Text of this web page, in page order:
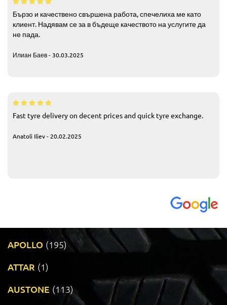
Бързо и качествено свършена работа, спечелиха ме като
клиент. Надявам се за в бъдеще качеството на услугите да
не пада.
Илиан Баев - 30.03.2025
Fast tyre delivery on decent prices and quick tyre exchange.
Anatoli Iliev - 20.02.2025
APOLLO (195)
ATTAR (1)
AUSTONE (113)